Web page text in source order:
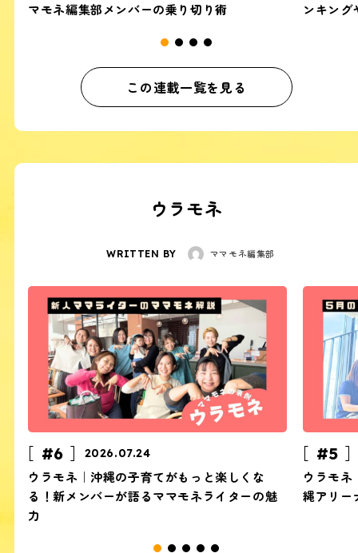
マモネ編集部メンバーの乗り切り術
ンキング
この連載一覧を見る
ウラモネ
WRITTEN BY ママモネ編集部
#6 2026.07.24
ウラモネ｜沖縄の子育てがもっと楽しくな
る！新メンバーが語るママモネライターの魅
力
#5
ウラモネ
縄アリー